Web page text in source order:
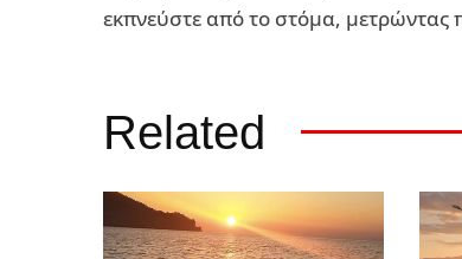
εκπνεύστε από το στόμα, μετρώντας
Related